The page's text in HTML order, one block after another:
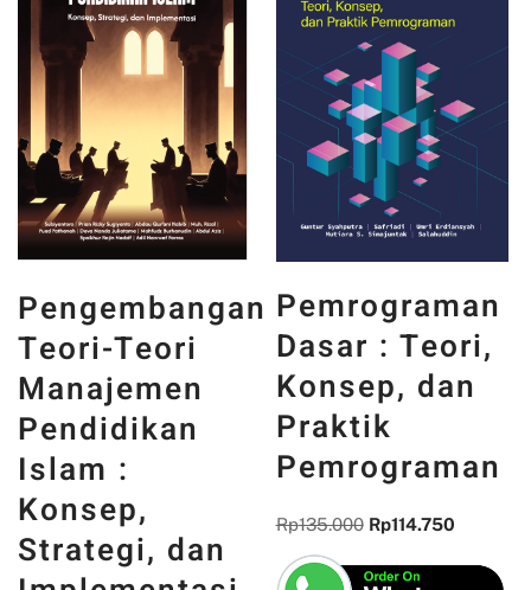
Pemrograman
Dasar : Teori,
Konsep, dan
Praktik
Pemrograman
Rp135.000 Rp
PANCASILA
DAN WAJAH
INDONESIA :
MEMORI,
DAN
REFLEKSI
KEBANGSAAN